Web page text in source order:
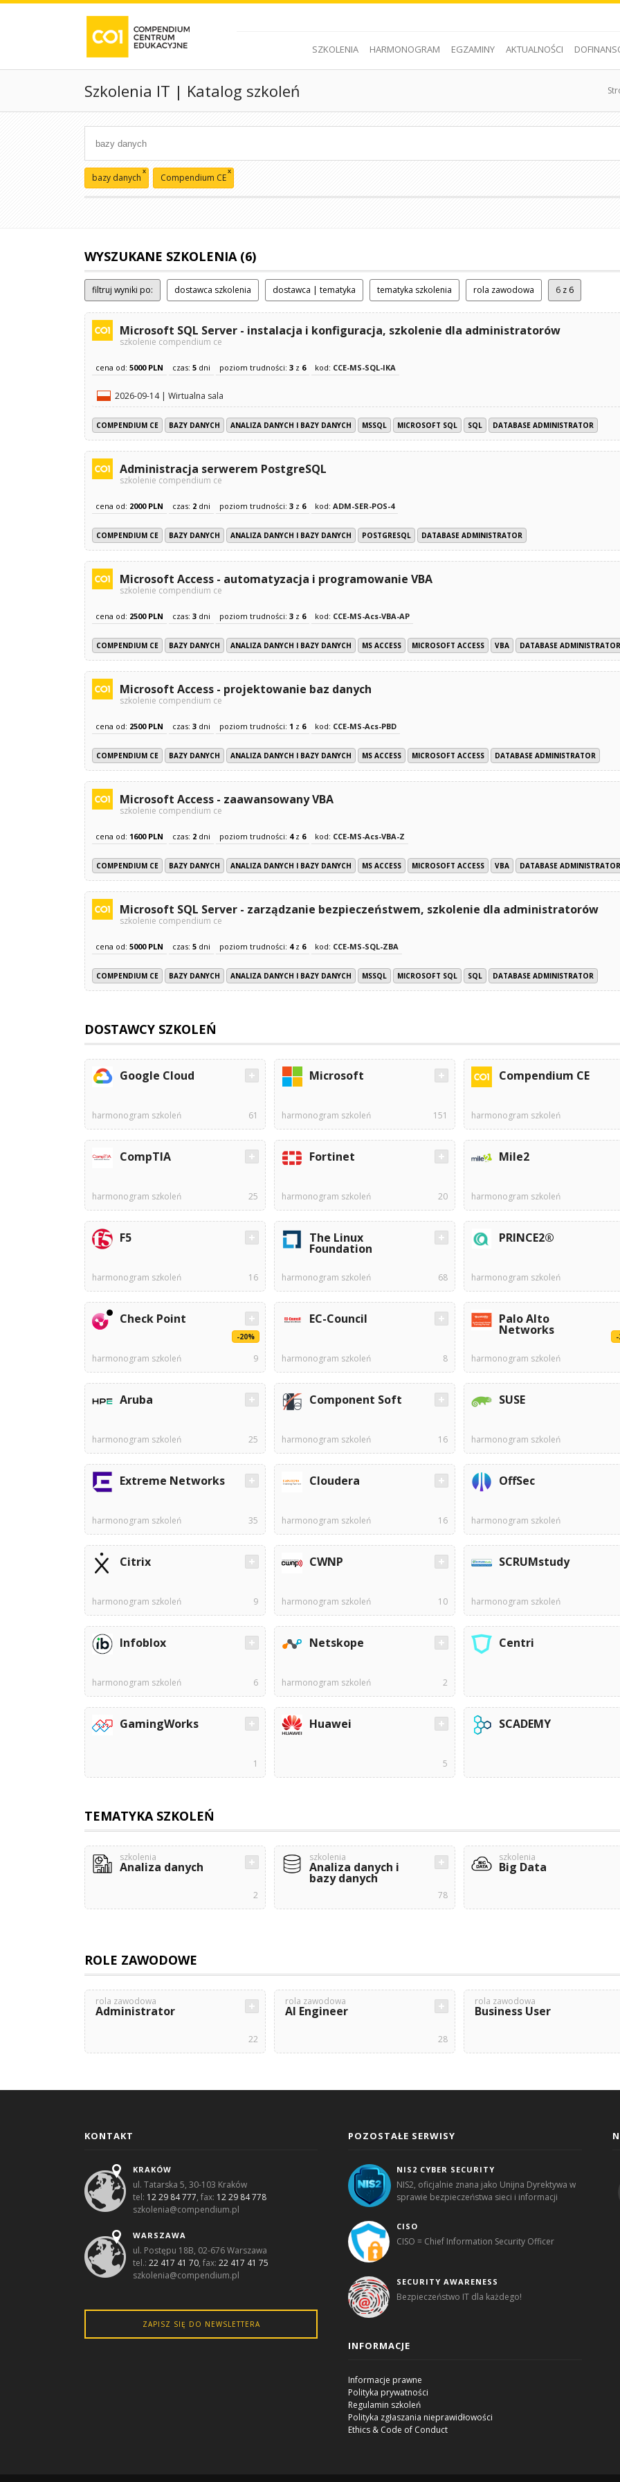
SZKOLENIA HARMONOGRAM EGZAMINY AKTUALNOŚCI
Szkolenia IT | Katalog szkoleń
bazy danych
x
Compendium CE
x
WYSZUKANE SZKOLENIA (6)
filtruj wyniki po: dostawca szkolenia dostawca | tematyka tematyka szkolenia rola zawodowa 6 z 6
Microsoft SQL Server - instalacja i konfiguracja, szkolenie dla administratorów
szkolenie compendium ce
cena od: 5000 PLN czas: 5 dni poziom trudności: 3 z 6 kod: CCE-MS-SQL-IKA
2026-09-14 | Wirtualna sala
COMPENDIUM CE BAZY DANYCH ANALIZA DANYCH I BAZY DANYCH MSSQL MICROSOFT SQL SQL DATABASE ADMINISTRATOR
Administracja serwerem PostgreSQL
szkolenie compendium ce
cena od: 2000 PLN czas: 2 dni poziom trudności: 3 z 6 kod: ADM-SER-POS-4
COMPENDIUM CE BAZY DANYCH ANALIZA DANYCH I BAZY DANYCH POSTGRESQL DATABASE ADMINISTRATOR
Microsoft Access - automatyzacja i programowanie VBA
szkolenie compendium ce
cena od: 2500 PLN czas: 3 dni poziom trudności: 3 z 6 kod: CCE-MS-Acs-VBA-AP
COMPENDIUM CE BAZY DANYCH ANALIZA DANYCH I BAZY DANYCH MS ACCESS MICROSOFT ACCESS VBA DATABASE ADMINISTRATOR
Microsoft Access - projektowanie baz danych
szkolenie compendium ce
cena od: 2500 PLN czas: 3 dni poziom trudności: 1 z 6 kod: CCE-MS-Acs-PBD
COMPENDIUM CE BAZY DANYCH ANALIZA DANYCH I BAZY DANYCH MS ACCESS MICROSOFT ACCESS DATABASE ADMINISTRATOR
Microsoft Access - zaawansowany VBA
szkolenie compendium ce
cena od: 1600 PLN czas: 2 dni poziom trudności: 4z 6 kod: CCE-MS-Acs-VBA-Z
COMPENDIUM CE BAZY DANYCH ANALIZA DANYCH I BAZY DANYCH MS ACCESS MICROSOFT ACCESS VBA DATABASE ADMINISTRATOR
Microsoft SQL Server - zarządzanie bezpieczeństwem, szkolenie dla administratorów
szkolenie compendium ce
cena od: 5000 PLN czas: 5 dni poziom trudności: 4z 6 kod: CCE-MS-SQL-ZBA
COMPENDIUM CE BAZY DANYCH ANALIZA DANYCH I BAZY DANYCH MSSQL MICROSOFT SQL SQL DATABASE ADMINISTRATOR
DOSTAWCY SZKOLEŃ
Google Cloud
harmonogram szkoleń 61
Microsoft
harmonogram szkoleń 151
Compendium CE
harmonogram szkoleń
CompTIA
harmonogram szkoleń 25
Fortinet
harmonogram szkoleń 20
Mile2
harmonogram szkoleń
F5
harmonogram szkoleń 16
The Linux
Foundation
harmonogram szkoleń 68
PRINCE2®
harmonogram szkoleń
Check Point
-20%
harmonogram szkoleń 9
EC-Council
harmonogram szkoleń 8
Palo Alto
Networks
harmonogram szkoleń
Aruba
harmonogram szkoleń 25
Component Soft
harmonogram szkoleń 16
SUSE
harmonogram szkoleń
Extreme Networks
harmonogram szkoleń 35
Cloudera
harmonogram szkoleń 16
OffSec
harmonogram szkoleń
Citrix
harmonogram szkoleń 9
CWNP
harmonogram szkoleń 10
SCRUMstudy
harmonogram szkoleń
Infoblox
harmonogram szkoleń 6
Netskope
harmonogram szkoleń 2
Centri
GamingWorks
1
Huawei
5
SCADEMY
TEMATYKA SZKOLEŃ
szkolenia
Analiza danych
2
szkolenia
Analiza danych i
bazy danych
78
szkolenia
Big Data
ROLE ZAWODOWE
rola zawodowa
Administrator
22
rola zawodowa
AI Engineer
28
rola zawodowa
Business User
KONTAKT
KRAKÓW
ul. Tatarska 5, 30-103 Kraków
tel: 12 29 84 777, fax: 12 29 84 778
szkolenia@compendium.pl
WARSZAWA
ul. Postępu 18B, 02-676 Warszawa
tel.: 22 417 41 70, fax: 22 417 41 75
szkolenia@compendium.pl
ZAPISZ SIĘ DO NEWSLETTERA
POZOSTAŁE SERWISY
NIS2 CYBER SECURITY
NIS2, oficjalnie znana jako Unijna Dyrektywa w
sprawie bezpieczeństwa sieci i informacji
CISO
CISO = Chief Information Security Officer
SECURITY AWARENESS
Bezpieczeństwo IT dla każdego!
INFORMACJE
Informacje prawne
Polityka prywatności
Regulamin szkoleń
Polityka zgłaszania nieprawidłowości
Ethics & Code of Conduct